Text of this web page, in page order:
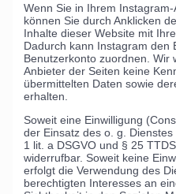
Wenn Sie in Ihrem Instagram-
können Sie durch Anklicken
Inhalte dieser Website mit
Dadurch kann Instagram den
Benutzerkonto zuordnen. Wir
Anbieter der Seiten keine
übermittelten Daten sowie
erhalten.
Soweit eine Einwilligung
der Einsatz des o. g.
1 lit. a DSGVO und § 25
widerrufbar. Soweit keine
erfolgt die Verwendung des
berechtigten Interesses an